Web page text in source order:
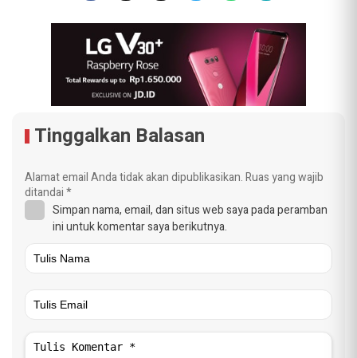
Tinggalkan Balasan
Alamat email Anda tidak akan dipublikasikan.Ruas yang wajib
ditandai*
Simpan nama, email, dan situs web saya pada peramban
ini untuk komentar saya berikutnya.